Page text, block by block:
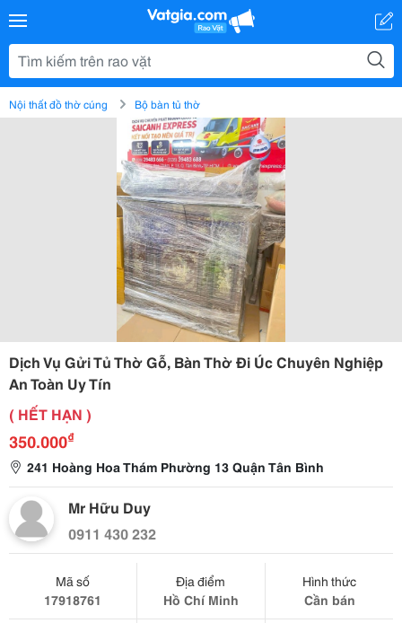
Nội thất đồ thờ cúng Bộ bàn tủ thờ
Dịch Vụ Gửi Tủ Thờ Gỗ, Bàn Thờ Đi Úc Chuyên Nghiệp
An Toàn Uy Tín
( HẾT HẠN )
350.000₫
241 Hoàng Hoa Thám Phường 13 Quận Tân Bình
Mr Hữu Duy
0911 430 232
Mã số
17918761
Địa điểm
Hồ Chí Minh
Hình thức
Cần bán